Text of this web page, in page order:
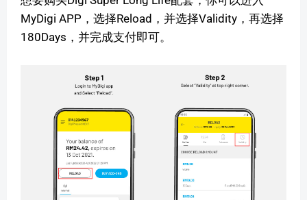
MyDigi APP，选择Reload，并选择Validity，再选择
180Days，并完成支付即可。